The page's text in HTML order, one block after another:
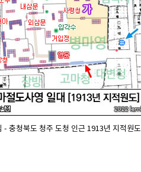
- 충청북도 청주 도청 인근 1913년 지적원도